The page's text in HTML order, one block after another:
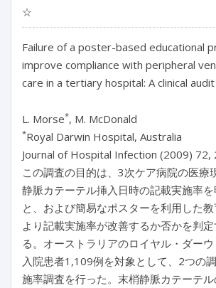
☆
Failure of a poster-based educational
improve compliance with peripheral
care in a tertiary hospital: A clinical audit
L. Morse*, M. McDonald
*Royal Darwin Hospital, Australia
Journal of Hospital Infection (2009) 72,
この調査の目的は、3次ケア病院の医療
静脈カテーテル挿入日時の記載実施率を
と、および簡易なポスターを利用した
より記載実施率が改善するか否かを判
る。オーストラリアのロイヤル・ダー
入院患者1,109例を対象として、2つの
施率調査を行った。末梢静脈カテーテ